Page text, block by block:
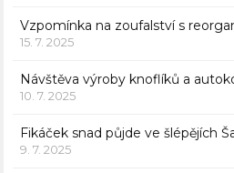
Vzpomínka na zoufalství s
15. 7. 2025
Návštěva výroby knoflíků a
10. 7. 2025
Fikáček snad půjde ve šlépějích
9. 7. 2025